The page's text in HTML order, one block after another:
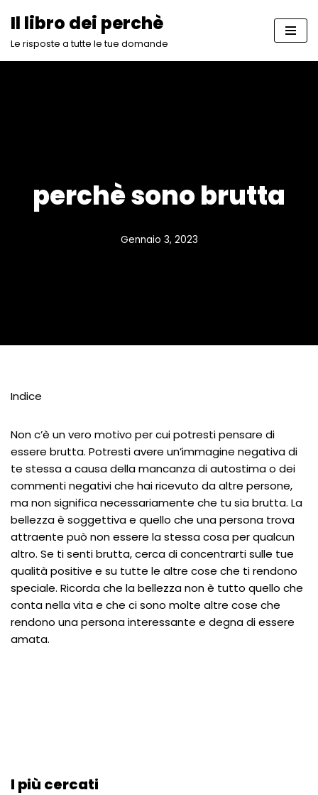
Vai
Il libro dei perchè
Le risposte a tutte le tue domande
perchè sono brutta
Gennaio 3, 2023
Indice
Non c’è un vero motivo per cui potresti pensare di
essere brutta. Potresti avere un’immagine negativa di
te stessa a causa della mancanza di autostima o dei
commenti negativi che hai ricevuto da altre persone,
ma non significa necessariamente che tu sia brutta. La
bellezza è soggettiva e quello che una persona trova
attraente può non essere la stessa cosa per qualcun
altro. Se ti senti brutta, cerca di concentrarti sulle tue
qualità positive e su tutte le altre cose che ti rendono
speciale. Ricorda che la bellezza non è tutto quello che
conta nella vita e che ci sono molte altre cose che
rendono una persona interessante e degna di essere
amata.
I più cercati